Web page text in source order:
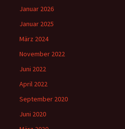
Januar 2026
Januar 2025
März 2024
November 2022
Juni 2022
April 2022
September 2020
Juni 2020